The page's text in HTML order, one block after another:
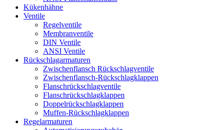
Kükenhähne
Ventile
Regelventile
Membranventile
DIN Ventile
ANSI Ventile
Rückschlag­armaturen
Zwischenflansch Rückschlagventile
Zwischenflansch-Rückschlagklappen
Flanschrückschlagventile
Flanschrückschlagklappen
Doppelrückschlagklappen
Muffen-Rückschlagklappen
Regelarmaturen